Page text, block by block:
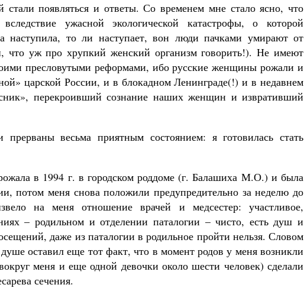
появляться и ответы. Со временем мне стало ясно, что
ужасной экологической катастрофы, о которой
то ли наступает, вон люди пачками умирают от
что уж про хрупкий женский организм говорить!). Не имеют
пресловутыми реформами, ибо русские женщины рожали и
царской России, и в блокадном Ленинграде(!) и в недавнем
перекроивший сознание наших женщин и извративший
весьма приятным состоянием: я готовилась стать
в 1994 г. в городском роддоме (г. Балашиха М.О.) и была
потом меня снова положили предупредительно за неделю до
на меня отношение врачей и медсестер: участливое,
– родильном и отделении паталогии – чисто, есть душ и
даже из паталогии в родильное пройти нельзя. Словом
оставил еще тот факт, что в момент родов у меня возникли
меня и еще одной девочки около шести человек) сделали
сечения.
Как найти своё место в жизни
Кирилл Мурышев
Роман Котов